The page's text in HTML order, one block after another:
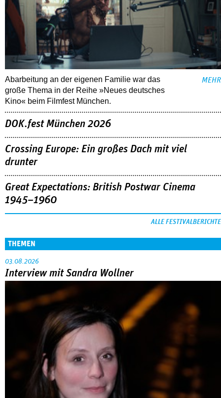
Abarbeitung an der eigenen Familie war das
große Thema in der Reihe »Neues deutsches
Kino« beim Filmfest München.
MEHR
DOK.fest München 2026
Crossing Europe: Ein großes Dach mit viel
drunter
Great Expectations: British Postwar Cinema
1945–1960
ALLE FESTIVALBERICHTE
THEMEN
03.08.2026
Interview mit Sandra Wollner